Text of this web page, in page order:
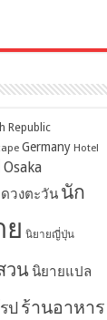
Republic
Germany Hotel
Osaka
ดวงตะวัน นัก
ย นิยายญี่ปุ่น
วน นิยายแปล
ป ร้านอาหาร